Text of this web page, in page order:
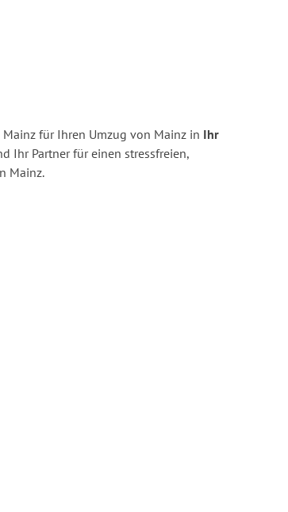
für Ihren Umzug von Mainz in Ihr
Ihr Partner für einen stressfreien,
Mainz.